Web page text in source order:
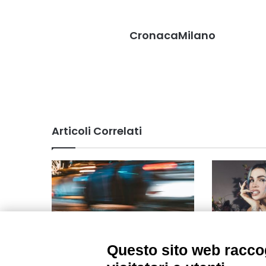
CronacaMilano
Articoli Correlati
Viabilità 23 settembre zona San
Rose
Questo sito web